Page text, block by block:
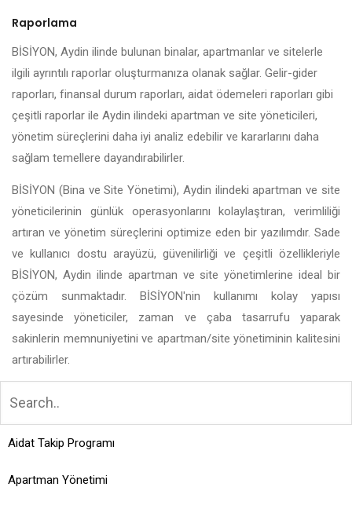
Raporlama
BİSİYON, Aydin ilinde bulunan binalar, apartmanlar ve sitelerle
ilgili ayrıntılı raporlar oluşturmanıza olanak sağlar. Gelir-gider
raporları, finansal durum raporları, aidat ödemeleri raporları gibi
çeşitli raporlar ile Aydin ilindeki apartman ve site yöneticileri,
yönetim süreçlerini daha iyi analiz edebilir ve kararlarını daha
sağlam temellere dayandırabilirler.
BİSİYON (Bina ve Site Yönetimi), Aydin ilindeki apartman ve site
yöneticilerinin günlük operasyonlarını kolaylaştıran, verimliliği
artıran ve yönetim süreçlerini optimize eden bir yazılımdır. Sade
ve kullanıcı dostu arayüzü, güvenilirliği ve çeşitli özellikleriyle
BİSİYON, Aydin ilinde apartman ve site yönetimlerine ideal bir
çözüm sunmaktadır. BİSİYON'nin kullanımı kolay yapısı
sayesinde yöneticiler, zaman ve çaba tasarrufu yaparak
sakinlerin memnuniyetini ve apartman/site yönetiminin kalitesini
artırabilirler.
Aidat Takip Programı
Apartman Yönetimi